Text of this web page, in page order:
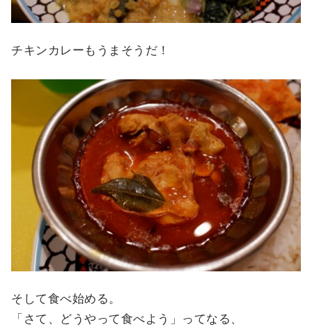
チキンカレーもうまそうだ！
そして食べ始める。
「さて、どうやって食べよう」ってなる、